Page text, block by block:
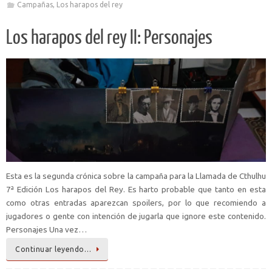
Campañas, Los harapos del rey
Los harapos del rey II: Personajes
Esta es la segunda crónica sobre la campaña para la Llamada de Cthulhu
7ª Edición Los harapos del Rey. Es harto probable que tanto en esta
como otras entradas aparezcan spoilers, por lo que recomiendo a
jugadores o gente con intención de jugarla que ignore este contenido.
Personajes Una vez…
Continuar leyendo…